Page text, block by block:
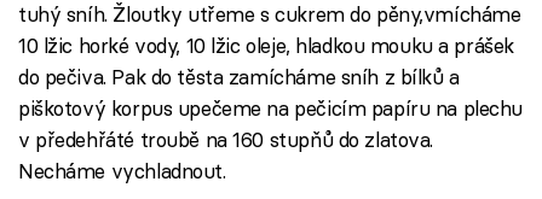
tuhý sníh. Žloutky utřeme s cukrem do pěny,vmícháme
10 lžic horké vody, 10 lžic oleje, hladkou mouku a prášek
do pečiva. Pak do těsta zamícháme sníh z bílků a
piškotový korpus upečeme na pečicím papíru na plechu
v předehřáté troubě na 160 stupňů do zlatova.
Necháme vychladnout.